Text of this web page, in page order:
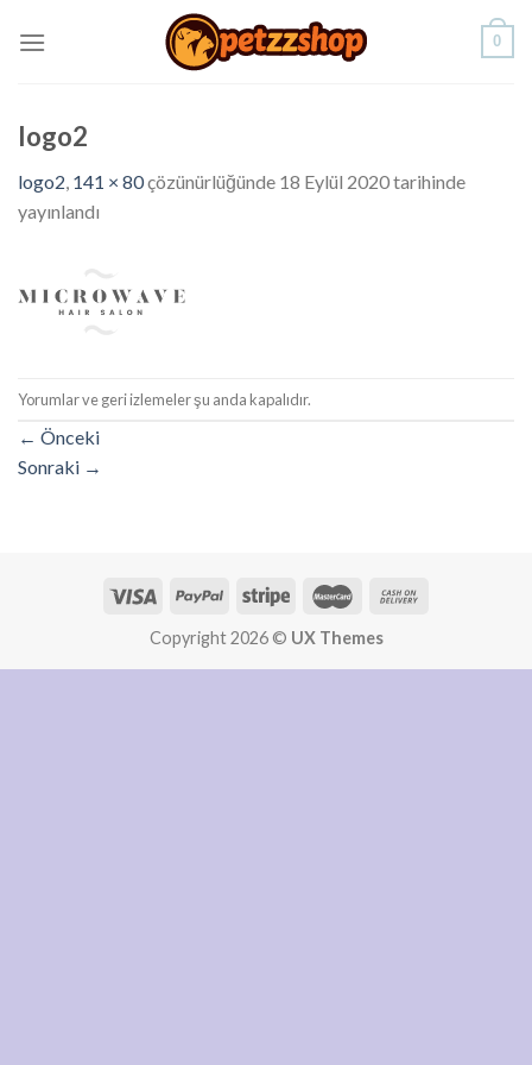
0
logo2
logo2, 141 × 80çözünürlüğünde 18 Eylül 2020tarihinde
yayınlandı
Yorumlar ve geri izlemeler şu anda kapalıdır.
← Önceki
Sonraki →
Copyright 2026 © UX Themes